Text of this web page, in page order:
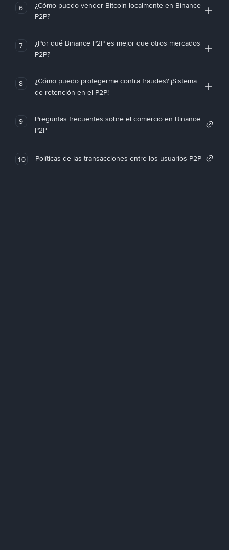
6
¿Cómo puedo vender Bitcoin localmente en Binance
P2P?
7
¿Por qué Binance P2P es mejor que otros mercados
P2P?
8
¿Cómo puedo protegerme contra fraudes? ¡Sistema
de retención en el P2P!
9
Preguntas frecuentes sobre el comercio en Binance
P2P
10 Políticas de las transacciones entre los usuarios P2P